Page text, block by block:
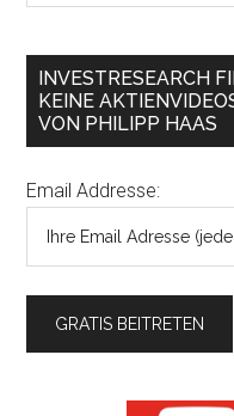
INVESTRESEARCH
KEINE
VON PHILIPP HAAS
Email Addresse: